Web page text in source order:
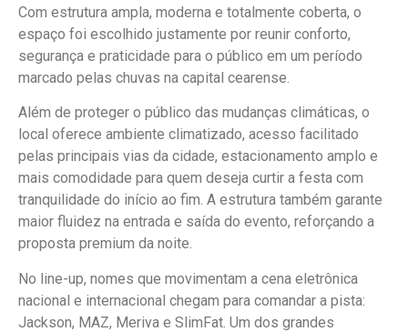
Com estrutura ampla, moderna e totalmente coberta, o
espaço foi escolhido justamente por reunir conforto,
segurança e praticidade para o público em um período
marcado pelas chuvas na capital cearense.
Além de proteger o público das mudanças climáticas, o
local oferece ambiente climatizado, acesso facilitado
pelas principais vias da cidade, estacionamento amplo e
mais comodidade para quem deseja curtir a festa com
tranquilidade do início ao fim. A estrutura também garante
maior fluidez na entrada e saída do evento, reforçando a
proposta premium da noite.
No line-up, nomes que movimentam a cena eletrônica
nacional e internacional chegam para comandar a pista:
Jackson, MAZ, Meriva e SlimFat. Um dos grandes